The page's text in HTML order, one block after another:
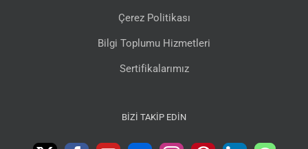
Çerez Politikası
Bilgi Toplumu Hizmetleri
Sertifikalarımız
BIZI TAKIP EDIN